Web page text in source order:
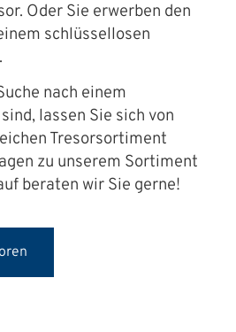
Oder Sie erwerben den
schlüssellosen
nach einem
lassen Sie sich von
Tresorsortiment
zu unserem Sortiment
beraten wir Sie gerne!